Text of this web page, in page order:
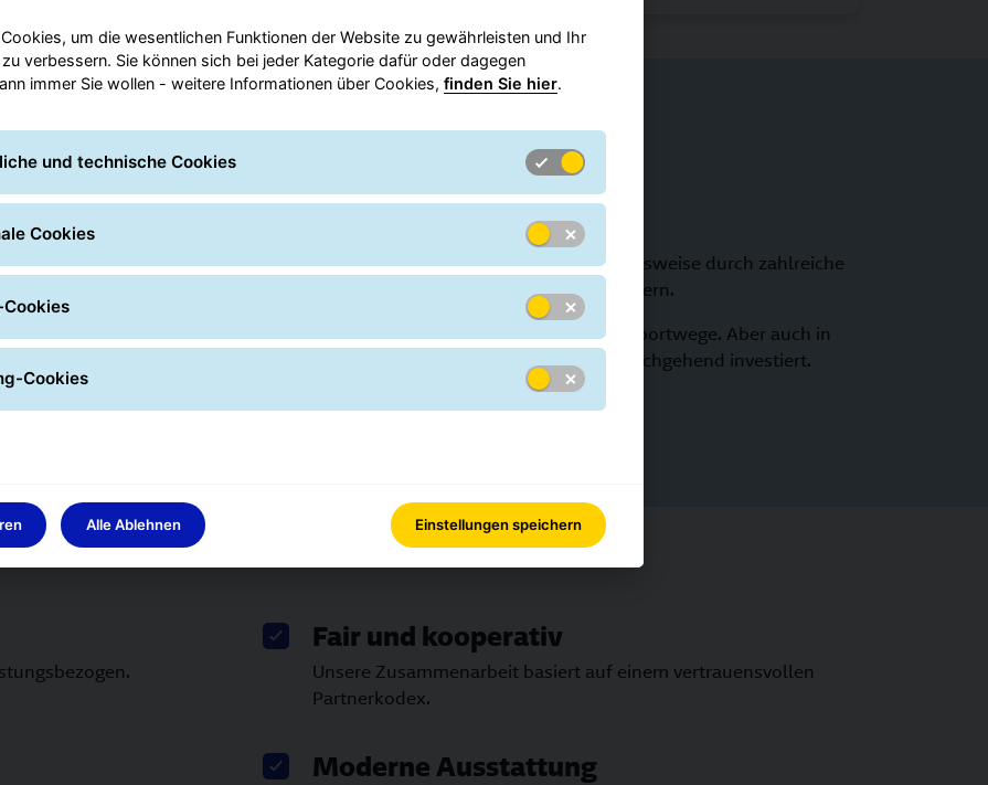
Ihre Vorteile
der Prozesse und Abläufe bei Zustellungen ein. Dies tun wir beispielsweise durch zahlreiche
und spezielle Tools, mit denen wir die Arbeit der Zustellfahrer erleichtern.
bestehender Depots verstärken das Netz und verkürzen Transportwege. Aber auch in
neue Services und Lösungen, wie bspw. den
FlexDeliveryServicewird durchgehend investiert.
Fair und kooperativ
Unsere Zusammenarbeit basiert auf einem vertrauensvollen
Partnerkodex.
Moderne Ausstattung
um die wesentlichen Funktionen der Website zu gewährleisten und Ihr
verbessern. Sie können sich bei jeder Kategorie dafür oder dagegen
immer Sie wollen - weitere Informationen über Cookies, finden Sie hier.
und technische Cookies
Cookies
Cookies
Alle Ablehnen Einstellungen speichern